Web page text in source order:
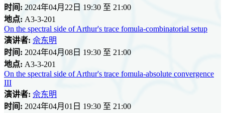
时间: 2024年04月22日 19:30 至 21:00
地点: A3-3-201
On the spectral side of Arthur's trace fomula-combinatorial setup
演讲者: 佘东明
时间: 2024年04月08日 19:30 至 21:00
地点: A3-3-201
On the spectral side of Arthur's trace fomula-absolute convergence
III
演讲者: 佘东明
时间: 2024年04月01日 19:30 至 21:00